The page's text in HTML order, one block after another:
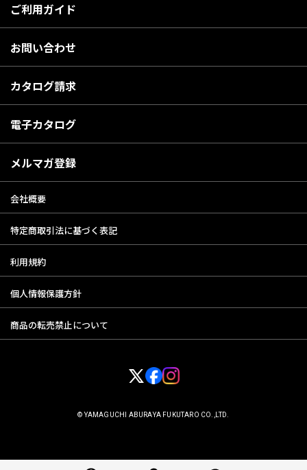
第三者の会員登録をした場合、過去に会員除名処分を受けたことがあ
る場合等、当社が不適当と判断した時は、会員登録を拒絶できるもの
2．当社が一度承認した会員であっても、事後に前述のいずれかであるこ
第3条 IDおよびパスワードの管理
1．IDおよびパスワードは、第三者に知られることがないように他のWEB
サービス等と共有にはせず、会員自身が責任を持って管理してくださ
い。
ます。
3．会員は自己のIDまたはパスワードを失念した場合は、直ちに当社に申
し出るものとし、当社の指示に従うものとします。又、当該IDおよび
パスワードによりなされた当ウェブサイトの利用は、当該会員により
なされたものとみなします。
1．会員は、住所、電話番号その他会員登録の届出内容に変更があった場
合は、当サイト所定の方法において登録情報の変更手続きを行ってく
2．前項の届出がなかったことで会員が不利益を被ったとしても、当社は
一切その責任を負わないものとします。
ご利用ガイド
お問い合わせ
カタログ請求
電子カタログ
メルマガ登録
会社概要
特定商取引法に基づく表記
利用規約
個人情報保護方針
商品の転売禁止について
© YAMAGUCHI ABURAYA FUKUTARO CO.,LTD.